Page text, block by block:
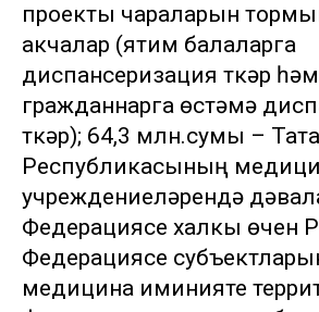
проекты чараларын
акчалар (ятим балаларга
диспансеризация үткәрү
гражданнарга өстәмә
үткәрү); 64,3 млн.сумы –
Республикасының
учреждениеләрендә
Федерациясе халкы өчен
Федерациясе
медицина иминияте